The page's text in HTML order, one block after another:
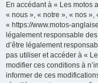
En accédant à « Les motos
« nous », « notre », « nos
« https://www.motos-
légalement responsable
d’être légalement
pas utiliser et accéder à «
modifier ces conditions à
informer de ces